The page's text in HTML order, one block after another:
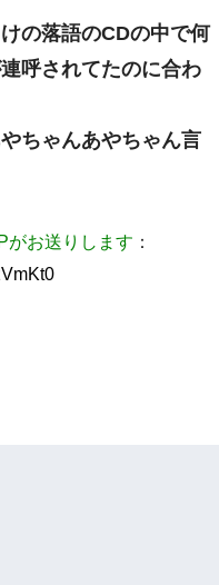
の落語のCDの中で何
呼されてたのに合わ
ちゃんあやちゃん言
がお送りします ：